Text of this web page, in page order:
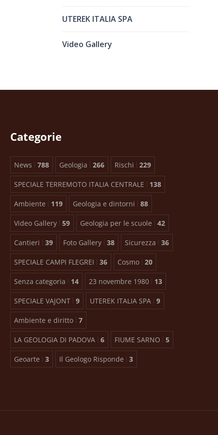
UTEREK ITALIA SPA
Video Gallery
Categorie
News 788 Geologia 266 Rischi 229
SPECIALE TERREMOTO ITALIA CENTRALE 138
Ambiente 119 Geologia e dintorni 88
Video Gallery 59 Geologia per le scuole 42
Cantieri 39 Foto Gallery 38 Sicurezza 36
SPECIALE CAMPI FLEGREI 36 Cosmo 20
Senza categoria 14 23 novembre 1980 13
SPECIALE VAJONT 9 UTEREK ITALIA SPA 9
Ambiente e diritto 7
LA GEOLOGIA DI PADOVA 6 FIUME SARNO 5
Geoarte 3 Il Geologo Risponde 3